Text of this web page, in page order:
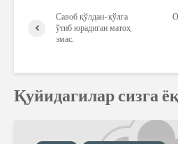
Савоб қўлдан-қўлга
ўтиб юрадиган матоҳ
эмас.
Қуйидагилар сизга